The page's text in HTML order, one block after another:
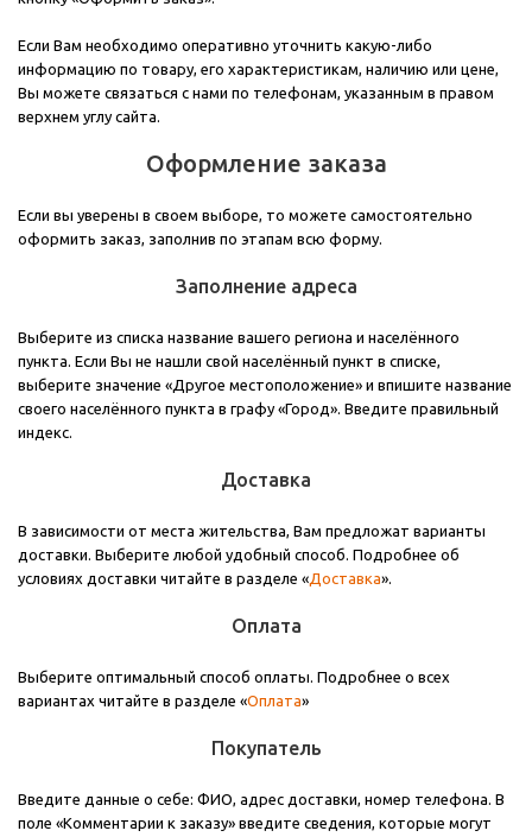
Если Вам необходимо оперативно уточнить какую-либо
информацию по товару, его характеристикам, наличию или цене,
Вы можете связаться с нами по телефонам, указанным в правом
верхнем углу сайта.
Оформление заказа
Если вы уверены в своем выборе, то можете самостоятельно
оформить заказ, заполнив по этапам всю форму.
Заполнение адреса
Выберите из списка название вашего региона и населённого
пункта. Если Вы не нашли свой населённый пункт в списке,
выберите значение «Другое местоположение» и впишите название
своего населённого пункта в графу «Город». Введите правильный
индекс.
Доставка
В зависимости от места жительства, Вам предложат варианты
доставки. Выберите любой удобный способ. Подробнее об
условиях доставки читайте в разделе «Доставка».
Оплата
Выберите оптимальный способ оплаты. Подробнее о всех
вариантах читайте в разделе «Оплата»
Покупатель
Введите данные о себе: ФИО, адрес доставки, номер телефона. В
поле «Комментарии к заказу» введите сведения, которые могут